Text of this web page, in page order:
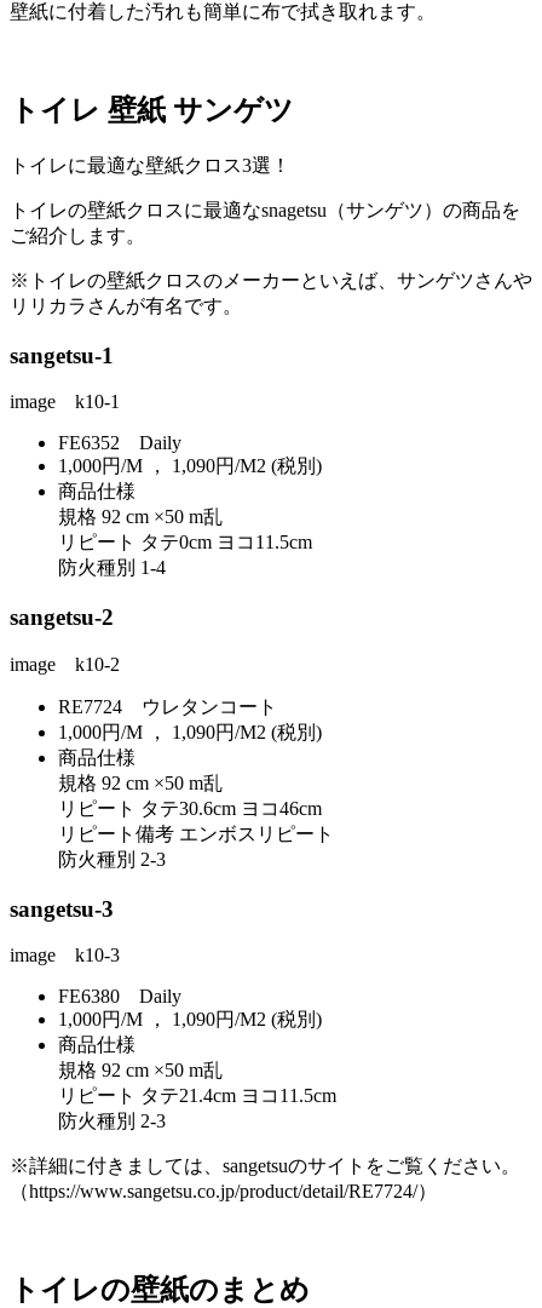
壁紙に付着した汚れも簡単に布で拭き取れます。
トイレ 壁紙 サンゲツ
トイレに最適な壁紙クロス3選！
トイレの壁紙クロスに最適なsnagetsu（サンゲツ）の商品を
ご紹介します。
※トイレの壁紙クロスのメーカーといえば、サンゲツさんや
リリカラさんが有名です。
sangetsu-1
image k10-1
FE6352 Daily
1,000円/M ， 1,090円/M2 (税別)
商品仕様
規格 92 cm ×50 m乱
リピート タテ0cm ヨコ11.5cm
防火種別 1-4
sangetsu-2
image k10-2
RE7724 ウレタンコート
1,000円/M ， 1,090円/M2 (税別)
商品仕様
規格 92 cm ×50 m乱
リピート タテ30.6cm ヨコ46cm
リピート備考 エンボスリピート
防火種別 2-3
sangetsu-3
image k10-3
FE6380 Daily
1,000円/M ， 1,090円/M2 (税別)
商品仕様
規格 92 cm ×50 m乱
リピート タテ21.4cm ヨコ11.5cm
防火種別 2-3
※詳細に付きましては、sangetsuのサイトをご覧ください。
（https://www.sangetsu.co.jp/product/detail/RE7724/）
トイレの壁紙のまとめ